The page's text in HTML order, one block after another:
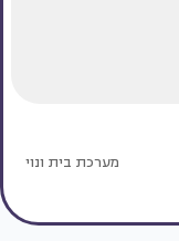
מערכת בית ונוי